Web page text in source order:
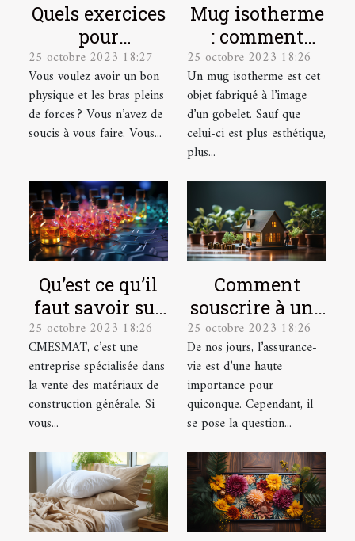
Quels exercices
pour
développer ses
muscles ?
25 octobre 2023 18:27
Vous voulez avoir un bon
physique et les bras pleins
de forces ? Vous n’avez de
soucis à vous faire. Vous...
Mug isotherme
: comment
trouver un
modèle de
qualité ?
25 octobre 2023 18:26
Un mug isotherme est cet
objet fabriqué à l’image
d’un gobelet. Sauf que
celui-ci est plus esthétique,
plus...
Qu’est ce qu’il
faut savoir sur
CMESMAT ?
25 octobre 2023 18:26
CMESMAT, c’est une
entreprise spécialisée dans
la vente des matériaux de
construction générale. Si
vous...
Comment
souscrire à une
assurance vie ?
25 octobre 2023 18:26
De nos jours, l’assurance-
vie est d’une haute
importance pour
quiconque. Cependant, il
se pose la question...